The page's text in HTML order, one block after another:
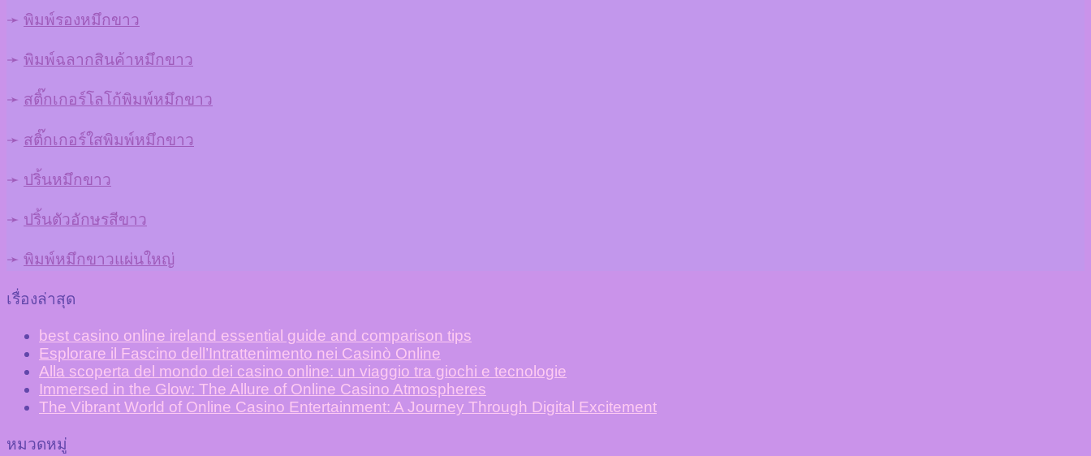
➛ พิมพ์รองหมึกขาว
➛ พิมพ์ฉลากสินค้าหมึกขาว
➛ สติ๊กเกอร์โลโก้พิมพ์หมึกขาว
➛ สติ๊กเกอร์ใสพิมพ์หมึกขาว
➛ ปริ้นหมึกขาว
➛ ปริ้นตัวอักษรสีขาว
➛ พิมพ์หมึกขาวแผ่นใหญ่
เรื่องล่าสุด
best casino online ireland essential guide and comparison tips
Esplorare il Fascino dell’Intrattenimento nei Casinò Online
Alla scoperta del mondo dei casino online: un viaggio tra giochi e tecnologie
Immersed in the Glow: The Allure of Online Casino Atmospheres
The Vibrant World of Online Casino Entertainment: A Journey Through Digital Excitement
หมวดหมู่